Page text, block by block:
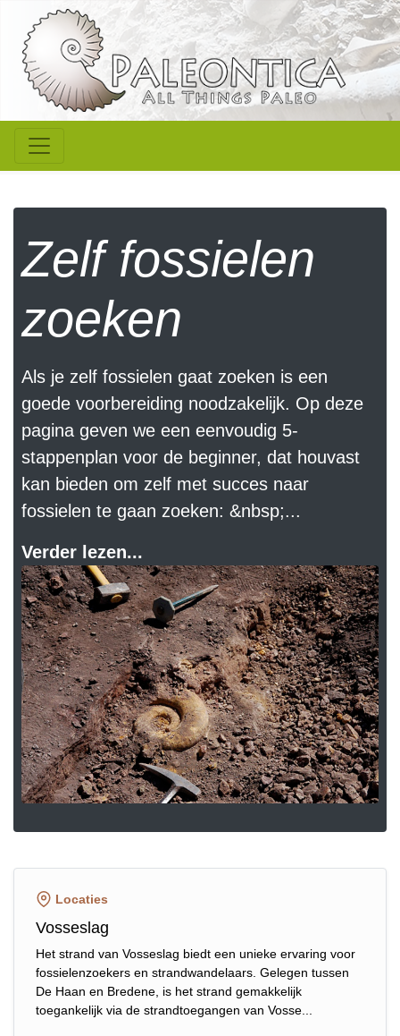
Zelf fossielen
zoeken
Als je zelf fossielen gaat zoeken is een
goede voorbereiding noodzakelijk. Op deze
pagina geven we een eenvoudig 5-
stappenplan voor de beginner, dat houvast
kan bieden om zelf met succes naar
fossielen te gaan zoeken: &nbsp;...
Verder lezen...
Locaties
Vosseslag
Het strand van Vosseslag biedt een unieke ervaring voor
fossielenzoekers en strandwandelaars. Gelegen tussen
De Haan en Bredene, is het strand gemakkelijk
toegankelijk via de strandtoegangen van Vosse...